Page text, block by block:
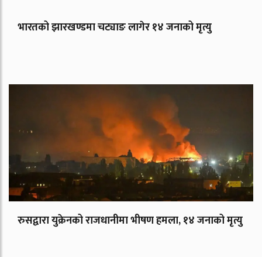
भारतको झारखण्डमा चट्याङ लागेर १४ जनाको मृत्यु
रुसद्वारा युक्रेनको राजधानीमा भीषण हमला, १४ जनाको मृत्यु